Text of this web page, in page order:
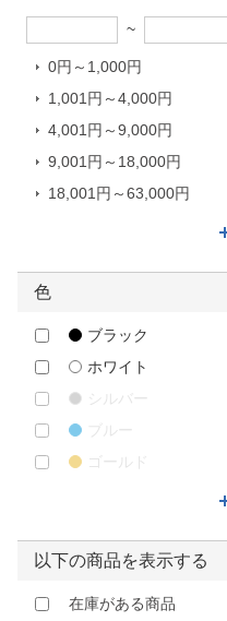
~
0円～1,000円
1,001円～4,000円
4,001円～9,000円
9,001円～18,000円
18,001円～63,000円
色
ブラック
ホワイト
シルバー
ブルー
ゴールド
以下の商品を表示する
在庫がある商品